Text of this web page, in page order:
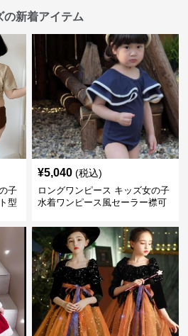
の新着アイテム
子
型
¥5,040 (税込)
ロングワンピース キッズ女の子
水着ワンピース風セーラー襟可